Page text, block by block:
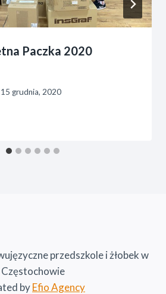
Paczka 2020
15 grudnia, 2020
przedszkole i żłobek w
Częstochowie
byEfio Agency